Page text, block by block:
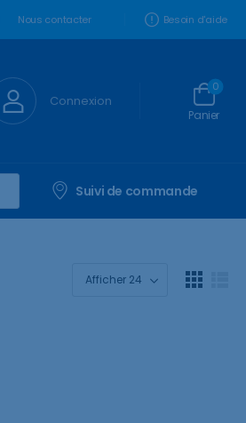
Nous contacter Besoin d'aide
Connexion
Panier
0
Suivi de commande